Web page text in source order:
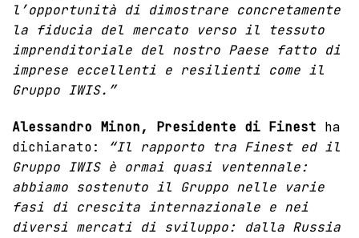
l’opportunità di dimostrare concretamente
la fiducia del mercato verso il tessuto
imprenditoriale del nostro Paese fatto di
imprese eccellenti e resilienti come il
Gruppo IWIS.”
Alessandro Minon, Presidente di Finest ha
dichiarato:
“Il rapporto tra Finest ed il
Gruppo IWIS è ormai quasi ventennale:
abbiamo sostenuto il Gruppo nelle varie
fasi di crescita internazionale e nei
diversi mercati di sviluppo: dalla Russia